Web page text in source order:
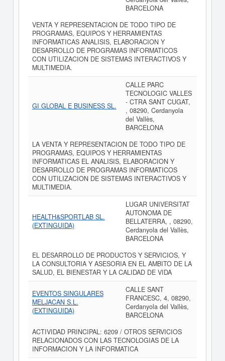
BARCELONA
VENTA Y REPRESENTACION DE TODO TIPO DE
PROGRAMAS, EQUIPOS Y HERRAMIENTAS
INFORMATICAS ANALISIS, ELABORACION Y
DESARROLLO DE PROGRAMAS INFORMATICOS
CON UTILIZACION DE SISTEMAS INTERACTIVOS Y
MULTIMEDIA.
GI GLOBAL E BUSINESS SL.
CALLE PARC
TECNOLOGIC VALLES
- CTRA SANT CUGAT,
, 08290, Cerdanyola
del Vallès,
BARCELONA
LA VENTA Y REPRESENTACION DE TODO TIPO DE
PROGRAMAS, EQUIPOS Y HERRAMIENTAS
INFORMATICAS EL ANALISIS, ELABORACION Y
DESARROLLO DE PROGRAMAS INFORMATICOS
CON UTILIZACION DE SISTEMAS INTERACTIVOS Y
MULTIMEDIA.
HEALTH&SPORTLAB SL.
(EXTINGUIDA)
LUGAR UNIVERSITAT
AUTONOMA DE
BELLATERRA, , 08290,
Cerdanyola del Vallès,
BARCELONA
EL DESARROLLO DE PRODUCTOS Y SERVICIOS, Y
LA CONSULTORIA Y ASESORIA EN EL AMBITO DE LA
SALUD, EL BIENESTAR Y LA CALIDAD DE VIDA
EVENTOS SINGULARES
MELJACAN S.L.
(EXTINGUIDA)
CALLE SANT
FRANCESC, 4, 08290,
Cerdanyola del Vallès,
BARCELONA
ACTIVIDAD PRINCIPAL: 6209 / OTROS SERVICIOS
RELACIONADOS CON LAS TECNOLOGIAS DE LA
INFORMACION Y LA INFORMATICA